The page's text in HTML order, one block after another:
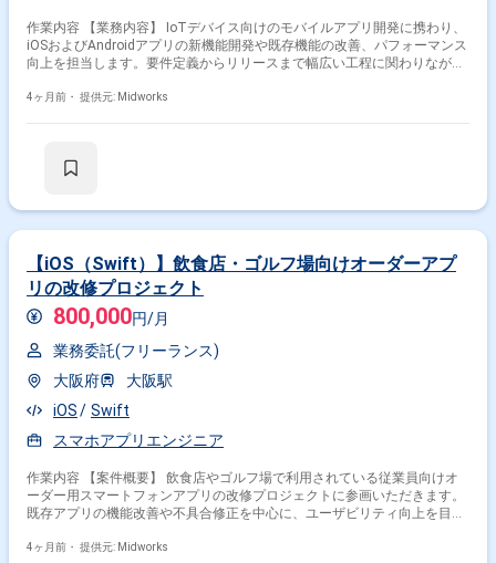
作業内容 【業務内容】 IoTデバイス向けのモバイルアプリ開発に携わり、
iOSおよびAndroidアプリの新機能開発や既存機能の改善、パフォーマンス
向上を担当します。要件定義からリリースまで幅広い工程に関わりなが
Androidアプリの新機能開発 ・既存機能のバグ修正 ・アプリのパフォーマ
4ヶ月前・ 提供元: Midworks
【iOS（Swift）】飲食店・ゴルフ場向けオーダーアプ
リの改修プロジェクト
800,000円/月
業務委託(フリーランス)
大阪府
大阪駅
iOS
Swift
スマホアプリエンジニア
作業内容 【案件概要】 飲食店やゴルフ場で利用されている従業員向けオ
ーダー用スマートフォンアプリの改修プロジェクトに参画いただきます。
既存アプリの機能改善や不具合修正を中心に、ユーザビリティ向上を目的
処理効率の改善を意識した開発をご担当いただきます。 既存システムとの
4ヶ月前・ 提供元: Midworks